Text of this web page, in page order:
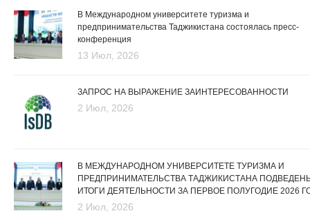
В Международном университете туризма и
предпринимательства Таджикистана состоялась пресс-
конференция
13 Июл, 2026
ЗАПРОС НА ВЫРАЖЕНИЕ ЗАИНТЕРЕСОВАННОСТИ
2 Июл, 2026
В МЕЖДУНАРОДНОМ УНИВЕРСИТЕТЕ ТУРИЗМА И
ПРЕДПРИНИМАТЕЛЬСТВА ТАДЖИКИСТАНА
ИТОГИ ДЕЯТЕЛЬНОСТИ ЗА ПЕРВОЕ ПОЛУГОДИЕ 2026
2 Июл, 2026